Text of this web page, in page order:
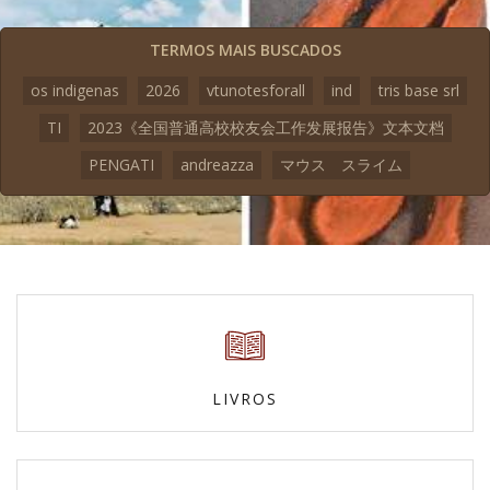
TERMOS MAIS BUSCADOS
os indigenas
2026 vtunotesforall ind
tris base srl
TI
2023《全国普通高校校友会工作发展报告》文本文档
PENGATI
andreazza マウス スライム
LIVROS